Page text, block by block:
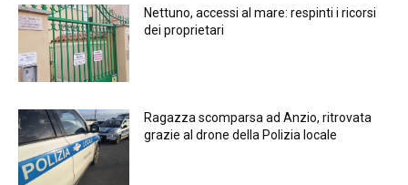
Nettuno, accessi al mare: respinti i ricorsi
dei proprietari
Ragazza scomparsa ad Anzio, ritrovata
grazie al drone della Polizia locale